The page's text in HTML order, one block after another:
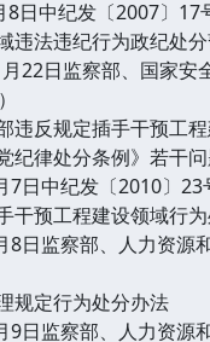
8日中纪发〔2007〕17
违法违纪行为政纪处
月22日监察部、国家安
违反规定插手干预工
纪律处分条例》若干
7日中纪发〔2010〕23
干预工程建设领域行
8日监察部、人力资源
规定行为处分办法
9日监察部、人力资源